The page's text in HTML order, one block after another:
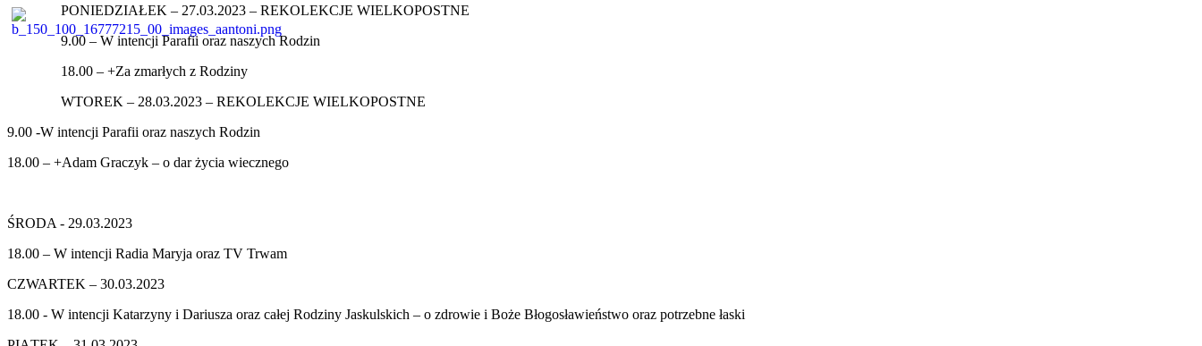
PONIEDZIAŁEK – 27.03.2023 – REKOLEKCJE WIELKOPOSTNE
9.00 – W intencji Parafii oraz naszych Rodzin
18.00 – +Za zmarłych z Rodziny
WTOREK – 28.03.2023 – REKOLEKCJE WIELKOPOSTNE
9.00 -W intencji Parafii oraz naszych Rodzin
18.00 – +Adam Graczyk – o dar życia wiecznego
ŚRODA - 29.03.2023
18.00 – W intencji Radia Maryja oraz TV Trwam
CZWARTEK – 30.03.2023
18.00 - W intencji Katarzyny i Dariusza oraz całej Rodziny Jaskulskich – o zdrowie i Boże Błogosławieństwo oraz potrzebne łaski